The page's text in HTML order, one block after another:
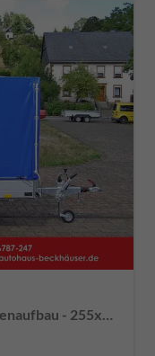
Saris MP 255 133 1350 1 mit Planenaufbau - 255x133 1.350kg